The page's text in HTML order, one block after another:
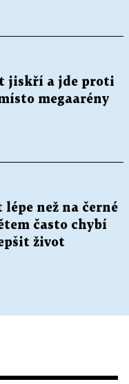
jiskří a jde proti
megaarény
lépe než na černé
často chybí
život